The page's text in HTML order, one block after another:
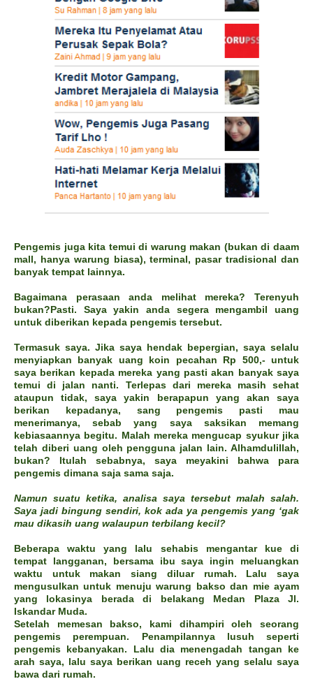
Pengemis juga kita temui di warung makan (bukan di daam
mall, hanya warung biasa), terminal, pasar tradisional dan
banyak tempat lainnya.
Bagaimana perasaan anda melihat mereka? Terenyuh
bukan?Pasti. Saya yakin anda segera mengambil uang
untuk diberikan kepada pengemis tersebut.
Termasuk saya. Jika saya hendak bepergian, saya selalu
menyiapkan banyak uang koin pecahan Rp 500,- untuk
saya berikan kepada mereka yang pasti akan banyak saya
temui di jalan nanti. Terlepas dari mereka masih sehat
ataupun tidak, saya yakin berapapun yang akan saya
berikan kepadanya, sang pengemis pasti mau
menerimanya, sebab yang saya saksikan memang
kebiasaannya begitu. Malah mereka mengucap syukur jika
telah diberi uang oleh pengguna jalan lain. Alhamdulillah,
bukan? Itulah sebabnya, saya meyakini bahwa para
pengemis dimana saja sama saja.
Namun suatu ketika, analisa saya tersebut malah salah.
Saya jadi bingung sendiri, kok ada ya pengemis yang ‘gak
mau dikasih uang walaupun terbilang kecil?
Beberapa waktu yang lalu sehabis mengantar kue di
tempat langganan, bersama ibu saya ingin meluangkan
waktu untuk makan siang diluar rumah. Lalu saya
mengusulkan untuk menuju warung bakso dan mie ayam
yang lokasinya berada di belakang Medan Plaza Jl.
Iskandar Muda.
Setelah memesan bakso, kami dihampiri oleh seorang
pengemis perempuan. Penampilannya lusuh seperti
pengemis kebanyakan. Lalu dia menengadah tangan ke
arah saya, lalu saya berikan uang receh yang selalu saya
bawa dari rumah.